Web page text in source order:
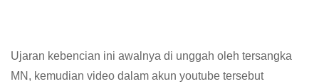
Ujaran kebencian ini awalnya di unggah oleh tersangka
MN, kemudian video dalam akun youtube tersebut